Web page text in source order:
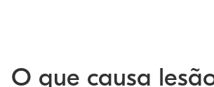
O que causa